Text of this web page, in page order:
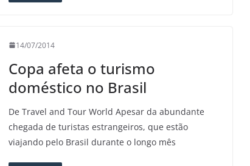
14/07/2014
Copa afeta o turismo
doméstico no Brasil
De Travel and Tour World Apesar da abundante
chegada de turistas estrangeiros, que estão
viajando pelo Brasil durante o longo mês